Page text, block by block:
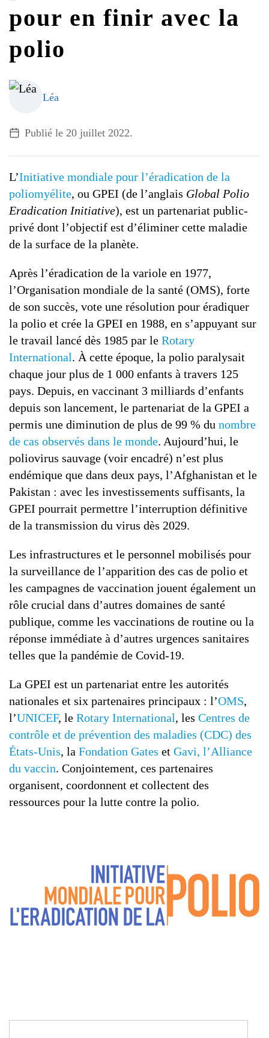
TOUS LES THÈMES
VIDÉOS
pour en finir avec la
polio
Léa
Publié le 20 juillet 2022.
L’Initiative mondiale pour l’éradication de la
poliomyélite, ou GPEI (de l’anglais Global Polio
Eradication Initiative), est un partenariat public-
privé dont l’objectif est d’éliminer cette maladie
de la surface de la planète.
Après l’éradication de la variole en 1977,
l’Organisation mondiale de la santé (OMS), forte
de son succès, vote une résolution pour éradiquer
la polio et crée la GPEI en 1988, en s’appuyant sur
le travail lancé dès 1985 par le Rotary
International. À cette époque, la polio paralysait
chaque jour plus de 1 000 enfants à travers 125
pays. Depuis, en vaccinant 3 milliards d’enfants
depuis son lancement, le partenariat de la GPEI a
permis une diminution de plus de 99 % du nombre
de cas observés dans le monde. Aujourd’hui, le
poliovirus sauvage (voir encadré) n’est plus
endémique que dans deux pays, l’Afghanistan et le
Pakistan : avec les investissements suffisants, la
GPEI pourrait permettre l’interruption définitive
de la transmission du virus dès 2029.
Les infrastructures et le personnel mobilisés pour
la surveillance de l’apparition des cas de polio et
les campagnes de vaccination jouent également un
rôle crucial dans d’autres domaines de santé
publique, comme les vaccinations de routine ou la
réponse immédiate à d’autres urgences sanitaires
telles que la pandémie de Covid-19.
La GPEI est un partenariat entre les autorités
nationales et six partenaires principaux : l’OMS,
l’UNICEF, le Rotary International, les Centres de
contrôle et de prévention des maladies (CDC) des
États-Unis, la Fondation Gates et Gavi, l’Alliance
du vaccin. Conjointement, ces partenaires
organisent, coordonnent et collectent des
ressources pour la lutte contre la polio.